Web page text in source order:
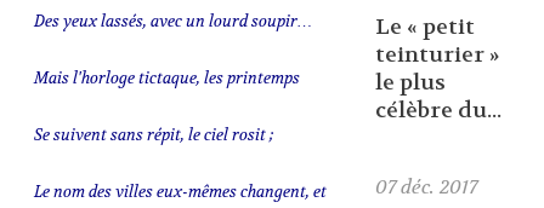
Des yeux lassés, avec un lourd soupir…
Mais l'horloge tictaque, les printemps
Se suivent sans répit, le ciel rosit ;
Le nom des villes eux-mêmes changent, et
Le « petit
teinturier »
le plus
célèbre du...
07 déc. 2017